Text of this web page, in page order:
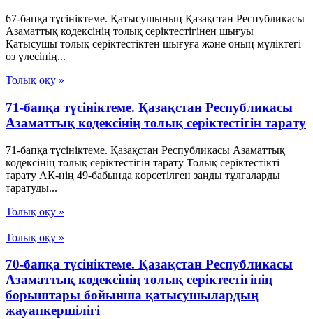
67-бапқа түсініктеме. Қатысушының Қазақстан Республикасы
Азаматтық кодексінің толық серіктестігінен шығуы
Қатысушы толық серіктестіктен шығуға және оның мүліктегі
өз үлесінің...
Толық оқу »
71-бапқа түсініктеме. Қазақстан Республикасы
Азаматтық кодексінің толық серіктестігін тарату
71-бапқа түсініктеме. Қазақстан Республикасы Азаматтық
кодексінің толық серіктестігін тарату Толық серіктестікті
тарату АК-нің 49-бабында көрсетілген заңды тұлғаларды
таратуды...
Толық оқу »
Толық оқу »
70-бапқа түсініктеме. Қазақстан Республикасы
Азаматтық кодексінің толық серіктестігінің
борыштары бойынша қатысушылардың
жауапкершілігі